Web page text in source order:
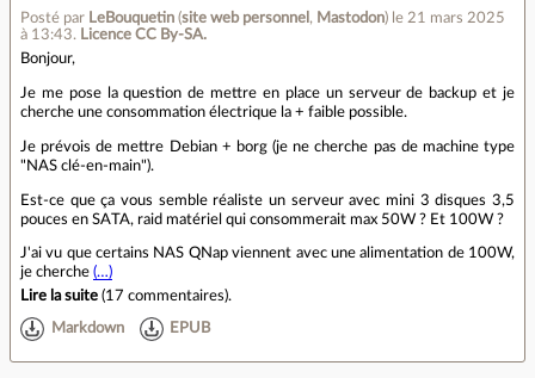
Posté par LeBouquetin (site web personnel , Mastodon) le 21 mars 2025
à 13:43. Licence CC By‑SA.
Bonjour,
Je me pose la question de mettre en place un serveur de backup et je
cherche une consommation électrique la + faible possible.
Je prévois de mettre Debian + borg (je ne cherche pas de machine type
"NAS clé-en-main").
Est-ce que ça vous semble réaliste un serveur avec mini 3 disques 3,5
pouces en SATA, raid matériel qui consommerait max 50W ? Et 100W ?
J'ai vu que certains NAS QNap viennent avec une alimentation de 100W,
je cherche (…)
Lire la suite (17 commentaires).
Markdown EPUB